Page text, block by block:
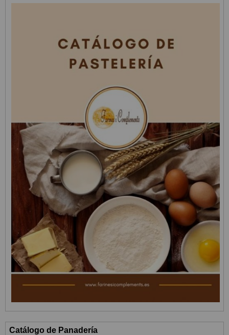
Catálogo de Panadería